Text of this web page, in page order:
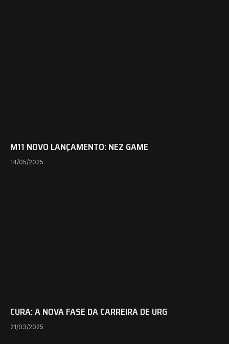
M11 NOVO LANÇAMENTO: NEZ GAME
14/05/2025
CURA: A NOVA FASE DA CARREIRA DE URG
21/03/2025